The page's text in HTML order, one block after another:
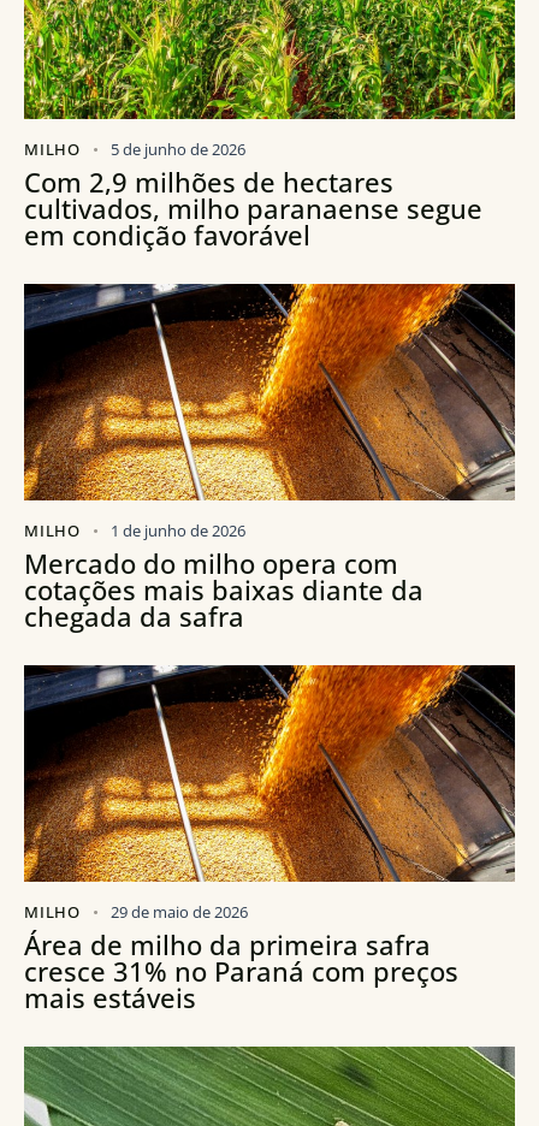
MILHO 5 de junho de 2026
Com 2,9 milhões de hectares
cultivados, milho paranaense segue
em condição favorável
MILHO 1 de junho de 2026
Mercado do milho opera com
cotações mais baixas diante da
chegada da safra
MILHO 29 de maio de 2026
Área de milho da primeira safra
cresce 31% no Paraná com preços
mais estáveis